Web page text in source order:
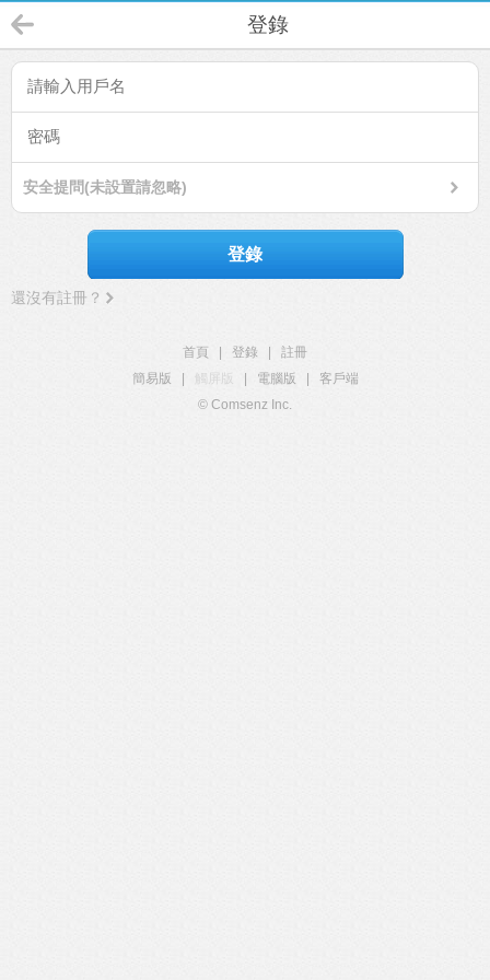
登錄
安全提問(未設置請忽略)
登錄
還沒有註冊？
首頁 登錄
註冊
簡易版
觸屏版 電腦版
客戶端
© Comsenz Inc.